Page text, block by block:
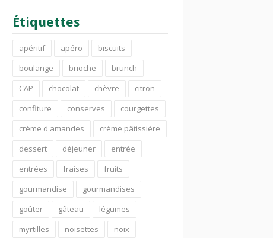
Étiquettes
apéritif apéro
biscuits
boulange
brioche
brunch
CAP
chocolat chèvre
citron
confiture
conserves
courgettes
crème d'amandes
crème pâtissière
dessert
déjeuner
entrée
entrées
fraises
fruits
gourmandise
gourmandises
goûter
gâteau
légumes
myrtilles
noisettes
noix